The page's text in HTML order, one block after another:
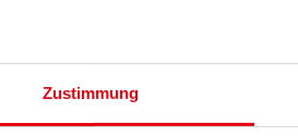
Zustimmung